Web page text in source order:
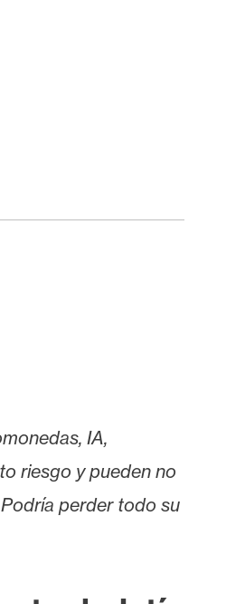
IA,
riesgo y pueden no
perder todo su